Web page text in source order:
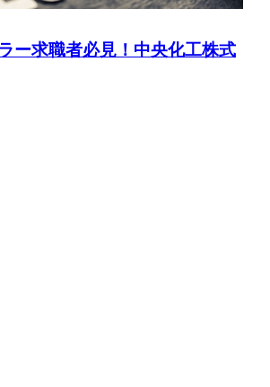
ー求職者必見！中央化工株式